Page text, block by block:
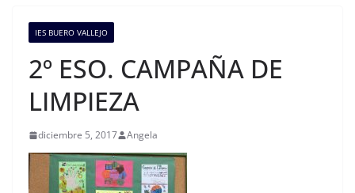
IES BUERO VALLEJO
2º ESO. CAMPAÑA DE
LIMPIEZA
diciembre 5, 2017 Angela